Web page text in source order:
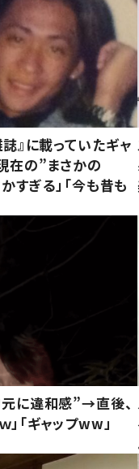
』に載っていたギャ
在の”まさかの
すぎる」「今も昔も
に違和感”→直後、
「ギャップww」